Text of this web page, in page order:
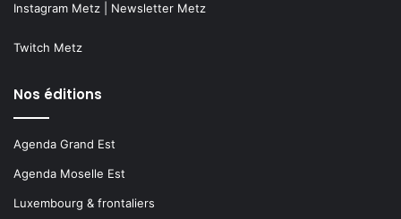
Instagram Metz Newsletter Metz
Twitch Metz
Nos éditions
Agenda Grand Est
Agenda Moselle Est
Luxembourg & frontaliers